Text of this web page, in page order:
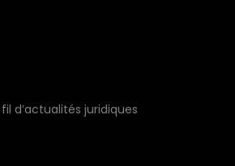
d’actualités juridiques